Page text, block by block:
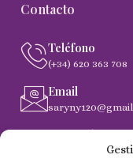
Contacto
Teléfono
(+34) 620 363 708
Email
Dirección
C. Gobernador